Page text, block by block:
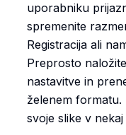
uporabniku
spremenite
Registracija ali
Preprosto
nastavitve in
želenem formatu.
svoje slike v